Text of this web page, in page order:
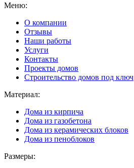
Меню:
О компании
Отзывы
Наши работы
Услуги
Контакты
Проекты домов
Строительство домов под ключ
Материал:
Дома из кирпича
Дома из газобетона
Дома из керамических блоков
Дома из пеноблоков
Размеры: